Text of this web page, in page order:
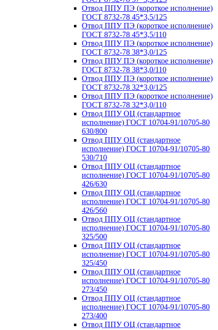
Отвод ППУ ПЭ (короткое исполнение)
ГОСТ 8732-78 45*3,5/125
Отвод ППУ ПЭ (короткое исполнение)
ГОСТ 8732-78 45*3,5/110
Отвод ППУ ПЭ (короткое исполнение)
ГОСТ 8732-78 38*3,0/125
Отвод ППУ ПЭ (короткое исполнение)
ГОСТ 8732-78 38*3,0/110
Отвод ППУ ПЭ (короткое исполнение)
ГОСТ 8732-78 32*3,0/125
Отвод ППУ ПЭ (короткое исполнение)
ГОСТ 8732-78 32*3,0/110
Отвод ППУ ОЦ (стандартное
исполнение) ГОСТ 10704-91/10705-80
630/800
Отвод ППУ ОЦ (стандартное
исполнение) ГОСТ 10704-91/10705-80
530/710
Отвод ППУ ОЦ (стандартное
исполнение) ГОСТ 10704-91/10705-80
426/630
Отвод ППУ ОЦ (стандартное
исполнение) ГОСТ 10704-91/10705-80
426/560
Отвод ППУ ОЦ (стандартное
исполнение) ГОСТ 10704-91/10705-80
325/500
Отвод ППУ ОЦ (стандартное
исполнение) ГОСТ 10704-91/10705-80
325/450
Отвод ППУ ОЦ (стандартное
исполнение) ГОСТ 10704-91/10705-80
273/450
Отвод ППУ ОЦ (стандартное
исполнение) ГОСТ 10704-91/10705-80
273/400
Отвод ППУ ОЦ (стандартное